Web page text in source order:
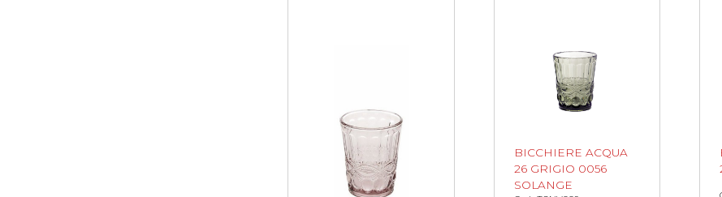
BICCHIERE ACQUA
26 GRIGIO 0056
SOLANGE